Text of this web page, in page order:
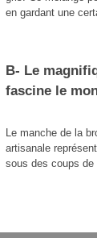
en gardant une
B- Le
fascine le
Le manche de la
artisanale
sous des coups